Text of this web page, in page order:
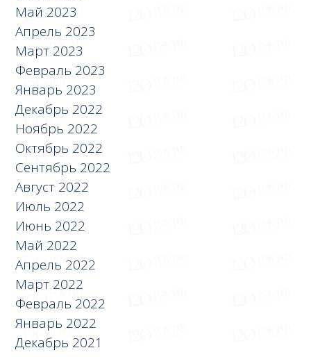
Май 2023
Апрель 2023
Март 2023
Февраль 2023
Январь 2023
Декабрь 2022
Ноябрь 2022
Октябрь 2022
Сентябрь 2022
Август 2022
Июль 2022
Июнь 2022
Май 2022
Апрель 2022
Март 2022
Февраль 2022
Январь 2022
Декабрь 2021